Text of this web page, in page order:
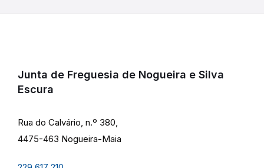
Junta de Freguesia de Nogueira e Silva
Escura
Rua do Calvário, n.º 380,
4475-463 Nogueira-Maia